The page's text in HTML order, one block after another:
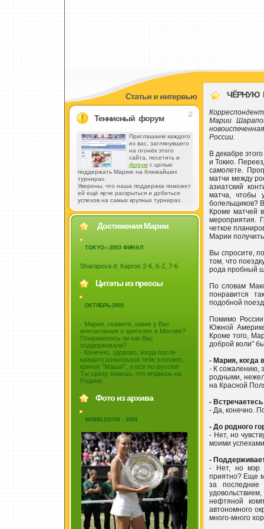
Статьи и интервью
Теннисный форум
Приглашаем каждого
из вас, заглянувшего
на огонёк этого
сайта, посетить и
форумс целью
поддержать Марию на ближайших
турнирах.
Уверены, что наша поддержка поможет
ей ещё ярче раскрыться и добиться
успехов на самых крупных турнирах.
Достижения Марии
TOKYO—2003 ФИНАЛ
Sharapova d. Kapros 2-6, 6-2, 7-6
Цитаты из прессы
ОКТЯБРЬ-2005
- Мария, скажите, какие у Вас
впечатления о зрителях в Москве?
Понравилось ли как Вас
поддерживали?
- Конечно, здорово, когда после
каждого розыгрыша тебе хлопают,
кричат "Маша!", и все по-русски!
Ты сразу знаешь, что играешь на
Родине.
Фото из архива
WIMBLEDON - 2004
ЧЁРНУЮ
Марии
России.
В декабре
и Токио.
самолете.
матчи между
азиатский
матча, чтобы
болельщиков?
Кроме матчей
мероприятия.
четкое
Марии
Вы спросите,
том, что
рода пробный
По словам
понравится
подобной
Помимо
Южной
Кроме того,
доброй воли"
- Мария, когда
- К сожалению,
родными,
на Красной
-
- Да, конечно.
- До родного
- Нет, но
моими
-
- Нет, но мэр
приятно? Еще
за
нефтяной
автономного
много-много